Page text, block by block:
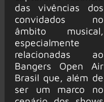
das vivências dos
convidados no
âmbito musical,
especialmente
relacionadas ao
Bangers Open Air
Brasil que, além de
ser um marco no